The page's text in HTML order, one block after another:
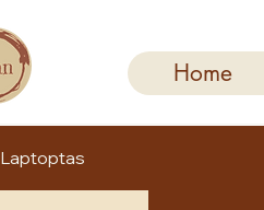
Home
Laptoptas